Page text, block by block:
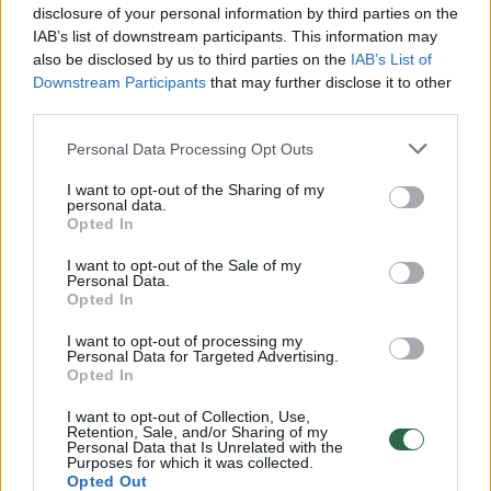
disclosure of your personal information by third parties on the
IAB’s list of downstream participants. This information may
also be disclosed by us to third parties on the IAB’s List of
Downstream Participants that may further disclose it to other
Personal Data Processing Opt Outs
I want to opt-out of the Sharing of my
personal data.
Opted In
I want to opt-out of the Sale of my
Personal Data.
Opted In
I want to opt-out of processing my
Personal Data for Targeted Advertising.
Opted In
I want to opt-out of Collection, Use,
Retention, Sale, and/or Sharing of my
Personal Data that Is Unrelated with the
Purposes for which it was collected.
Opted Out
00:00:30
Vaizdai iš tragiškos avarijos Vilniaus r.: dviejų moterų ir
vaiko gyvybių išgelbėti nepavyko
Žinios | Lietuvos diena
00:00:57
Savaitės vidurys nusimato karštas: temperatūra kils iki
32 laipsnių šilumos
Žinios Orai
V. Zalužno pasisakymą laiko bandymu įsitvirtinti
Ukrainos politikoje: jis yra neteisus
Sinoptikai atsakė, kokiais orais užbaigsime darbo